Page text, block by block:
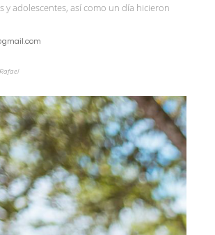
y adolescentes, así como un día hicieron